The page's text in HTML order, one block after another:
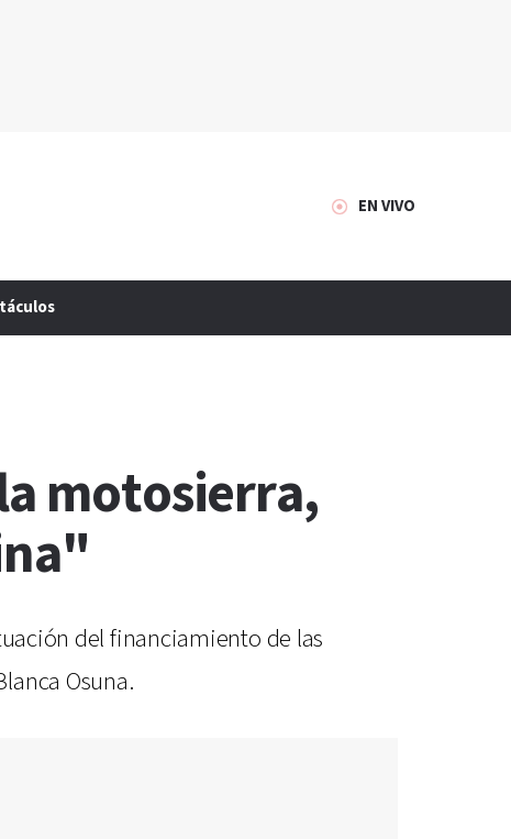
EN VIVO
motosierra,
del financiamiento de las
Osuna.